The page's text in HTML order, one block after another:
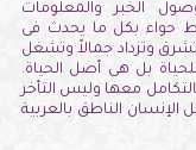
الخبر والمعلومات
حواء بكل ما يحدث فى
وتزداد جمالاً وتشغل
بل هى أصل الحياة.
معها وليس التأخر
الناطق بالعربية